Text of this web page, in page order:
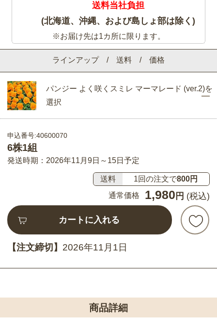
ラインアップ / 送料 / 価格
パンジー よく咲くスミレ マーマレード (ver.2)を
選択
申込番号:40600070
6株1組
発送時期：2026年11月9日～15日予定
送料 1回の注文で800円
通常価格
1,980 円 (税込)
カートに入れる
【注文締切】 2026年11月1日
送料当社負担
(北海道、沖縄、および島しょ部は除く)
※お届け先は1カ所に限ります。
商品詳細